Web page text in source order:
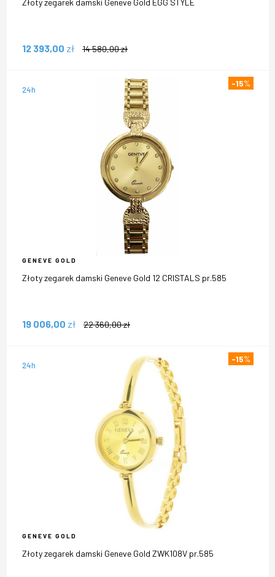
Złoty zegarek damski Geneve Gold EGG STYLE
12 393,00 zł 14 580,00zł
24h
-15%
GENEVE GOLD
Złoty zegarek damski Geneve Gold 12 CRISTALS pr.585
19 006,00 zł 22 360,00zł
24h
-15%
GENEVE GOLD
Złoty zegarek damski Geneve Gold ZWK108V pr.585